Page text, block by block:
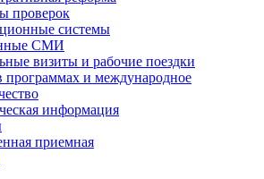
проверок
системы
СМИ
визиты и рабочие поездки
программах и международное
информация
приемная